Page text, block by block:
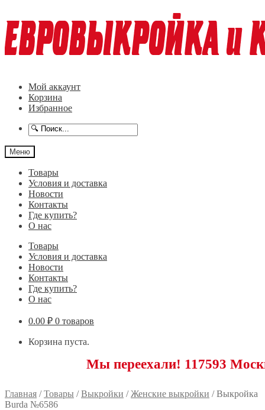
к
навигации
к
содержимому
Мой аккаунт
Корзина
Избранное
Меню
Товары
Условия и доставка
Новости
Контакты
Где купить?
О нас
Товары
Условия и доставка
Новости
Контакты
Где купить?
О нас
0.00 ₽ 0 товаров
Корзина пуста.
Мы переехали! 117593 Москва,
Главная /Товары /Выкройки /Женские выкройки /Выкройка
Burda №6586